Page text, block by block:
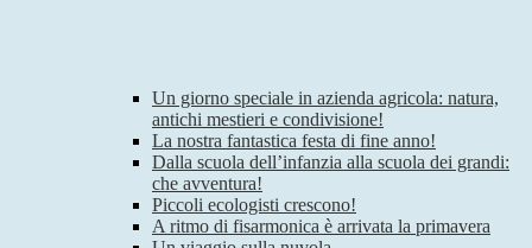
Un giorno speciale in azienda agricola: natura,
antichi mestieri e condivisione!
La nostra fantastica festa di fine anno!
Dalla scuola dell’infanzia alla scuola dei grandi:
che avventura!
Piccoli ecologisti crescono!
A ritmo di fisarmonica è arrivata la primavera